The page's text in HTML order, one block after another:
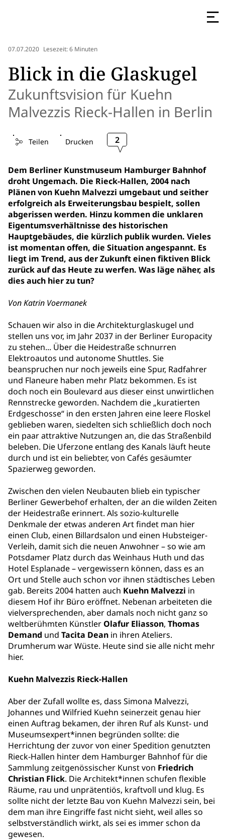
07.07.2020 Lesezeit: 6 Minuten
Blick in die Glaskugel
Zukunftsvision für Kuehn
Malvezzis Rieck-Hallen in Berlin
Teilen Drucken 2
Dem Berliner Kunstmuseum Hamburger Bahnhof
droht Ungemach. Die Rieck-Hallen, 2004 nach
Plänen von Kuehn Malvezzi umgebaut und seither
erfolgreich als Erweiterungsbau bespielt, sollen
abgerissen werden. Hinzu kommen die unklaren
Eigentumsverhältnisse des historischen
Hauptgebäudes, die kürzlich publik wurden. Vieles
ist momentan offen, die Situation angespannt. Es
liegt im Trend, aus der Zukunft einen fiktiven Blick
zurück auf das Heute zu werfen. Was läge näher, als
dies auch hier zu tun?
Von Katrin Voermanek
Schauen wir also in die Architekturglaskugel und
stellen uns vor, im Jahr 2037 in der Berliner Europacity
zu stehen... Über die Heidestraße schnurren
Elektroautos und autonome Shuttles. Sie
beanspruchen nur noch jeweils eine Spur, Radfahrer
und Flaneure haben mehr Platz bekommen. Es ist
doch noch ein Boulevard aus dieser einst unwirtlichen
Rennstrecke geworden. Nachdem die „kuratierten
Erdgeschosse“ in den ersten Jahren eine leere Floskel
geblieben waren, siedelten sich schließlich doch noch
ein paar attraktive Nutzungen an, die das Straßenbild
beleben. Die Uferzone entlang des Kanals läuft heute
durch und ist ein beliebter, von Cafés gesäumter
Spazierweg geworden.
Zwischen den vielen Neubauten blieb ein typischer
Berliner Gewerbehof erhalten, der an die wilden Zeiten
der Heidestraße erinnert. Als sozio-kulturelle
Denkmale der etwas anderen Art findet man hier
einen Club, einen Billardsalon und einen Hubsteiger-
Verleih, damit sich die neuen Anwohner – so wie am
Potsdamer Platz durch das Weinhaus Huth und das
Hotel Esplanade – vergewissern können, dass es an
Ort und Stelle auch schon vor ihnen städtisches Leben
gab. Bereits 2004 hatten auch Kuehn Malvezzi in
diesem Hof ihr Büro eröffnet. Nebenan arbeiteten die
vielversprechenden, aber damals noch nicht ganz so
weltberühmten KünstlerOlafur Eliasson, Thomas
Demand und Tacita Dean in ihren Ateliers.
Drumherum war Wüste. Heute sind sie alle nicht mehr
hier.
Kuehn Malvezzis Rieck-Hallen
Aber der Zufall wollte es, dass Simona Malvezzi,
Johannes und Wilfried Kuehn seinerzeit genau hier
einen Auftrag bekamen, der ihren Ruf als Kunst- und
Museumsexpert*innen begründen sollte: die
Herrichtung der zuvor von einer Spedition genutzten
Rieck-Hallen hinter dem Hamburger Bahnhof für die
Sammlung zeitgenössischer Kunst von Friedrich
Christian Flick. Die Architekt*innen schufen flexible
Räume, rau und unprätentiös, kraftvoll und klug. Es
sollte nicht der letzte Bau von Kuehn Malvezzi sein, bei
dem man ihre Eingriffe fast nicht sieht, weil alles so
selbstverständlich wirkt, als sei es immer schon da
gewesen.